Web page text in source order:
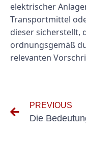
elektrischer
Transportmittel
dieser sicherstellt,
ordnungsgemäß
relevanten
PREVIOUS